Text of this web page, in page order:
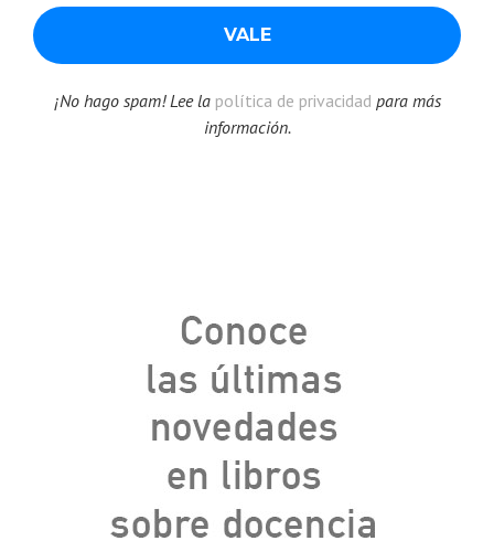
¡No hago spam! Lee la política de privacidad para más
información.